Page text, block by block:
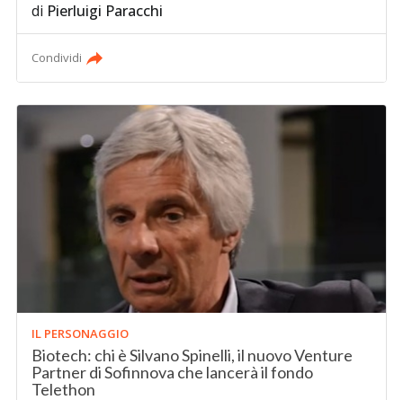
di Pierluigi Paracchi
Condividi
IL PERSONAGGIO
Biotech: chi è Silvano Spinelli, il nuovo Venture
Partner di Sofinnova che lancerà il fondo
Telethon